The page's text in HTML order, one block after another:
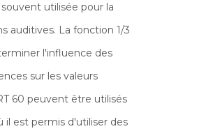
utilisée pour la
auditives. La fonction 1/3
l'influence des
sur les valeurs
60 peuvent être utilisés
il est permis d'utiliser des